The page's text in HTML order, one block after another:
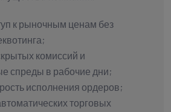
к рыночным ценам без
комиссий и
спреды в рабочие дни;
исполнения ордеров;
торговых